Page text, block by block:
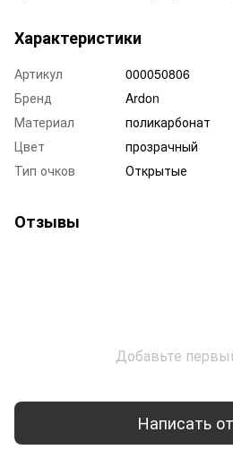
Характеристики
Артикул
000050806
Бренд
Ardon
Материал
поликарбонат
Цвет
прозрачный
Тип очков
Открытые
Отзывы
Добавьте
Написать